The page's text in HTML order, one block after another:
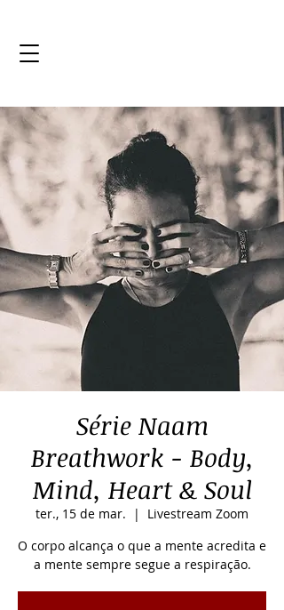
Série Naam
Breathwork - Body,
Mind, Heart & Soul
ter., 15 de mar.
  |
Livestream Zoom
O corpo alcança o que a mente acredita e
a mente sempre segue a respiração.